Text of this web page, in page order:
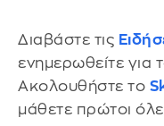
Διαβάστε τις
ενημερωθείτε για
Ακολουθήστε το
μάθετε πρώτοι